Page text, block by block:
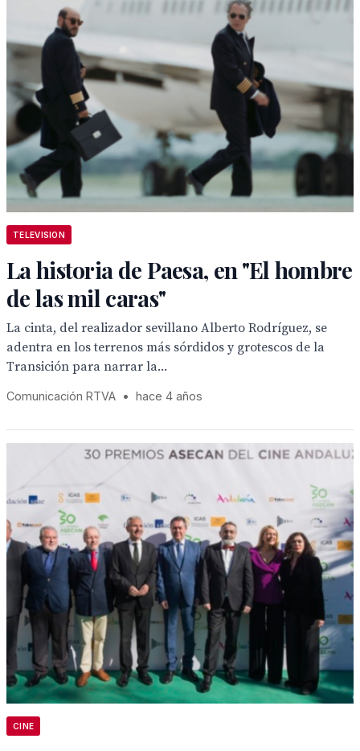
TELEVISION
La historia de Paesa, en "El hombre
de las mil caras"
La cinta, del realizador sevillano Alberto Rodríguez, se
adentra en los terrenos más sórdidos y grotescos de la
Transición para narrar la...
Comunicación RTVA • hace 4 años
CINE